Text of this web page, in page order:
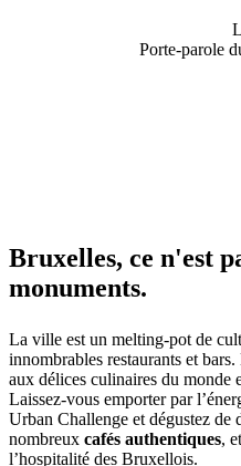
Porte-parole
Bruxelles, ce n'est
monuments.
La ville est un melting-pot de
innombrables restaurants et bars.
aux délices culinaires du monde
Laissez-vous emporter par
Urban Challenge et dégustez de
nombreux cafés authentiques,
l’hospitalité des Bruxellois.